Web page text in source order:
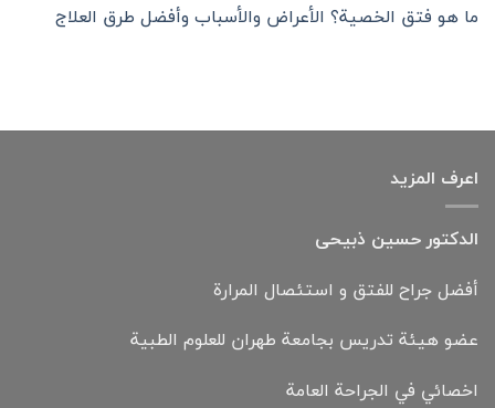
ما هو فتق الخصية؟ الأعراض والأسباب وأفضل طرق العلاج
اعرف المزيد
الدكتور حسين ذبيحی
أفضل جراح للفتق و استئصال المرارة
عضو هيئة تدريس بجامعة طهران للعلوم الطبية
اخصائي في الجراحة العامة